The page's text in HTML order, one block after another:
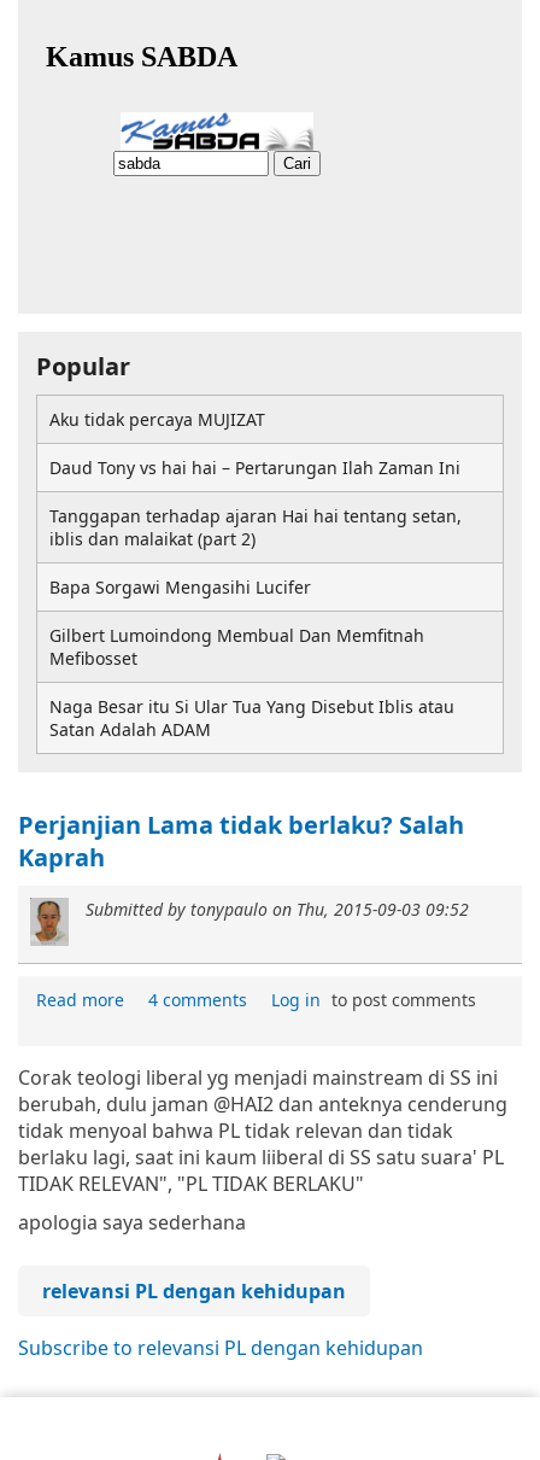
Perjanjian Lama tidak berlaku? Salah
Kaprah
Submitted bytonypaulo on Thu, 2015-09-03 09:52
Read more 4 comments Log in to post comments
Corak teologi liberal yg menjadi mainstream di SS ini
berubah, dulu jaman @HAI2 dan anteknya cenderung
tidak menyoal bahwa PL tidak relevan dan tidak
berlaku lagi, saat ini kaum liiberal di SS satu suara' PL
TIDAK RELEVAN", "PL TIDAK BERLAKU"
apologia saya sederhana
relevansi PL dengan kehidupan
Subscribe to relevansi PL dengan kehidupan
Popular
Aku tidak percaya MUJIZAT
Daud Tony vs hai hai – Pertarungan Ilah Zaman Ini
Tanggapan terhadap ajaran Hai hai tentang setan,
iblis dan malaikat (part 2)
Bapa Sorgawi Mengasihi Lucifer
Gilbert Lumoindong Membual Dan Memfitnah
Mefibosset
Naga Besar itu Si Ular Tua Yang Disebut Iblis atau
Satan Adalah ADAM